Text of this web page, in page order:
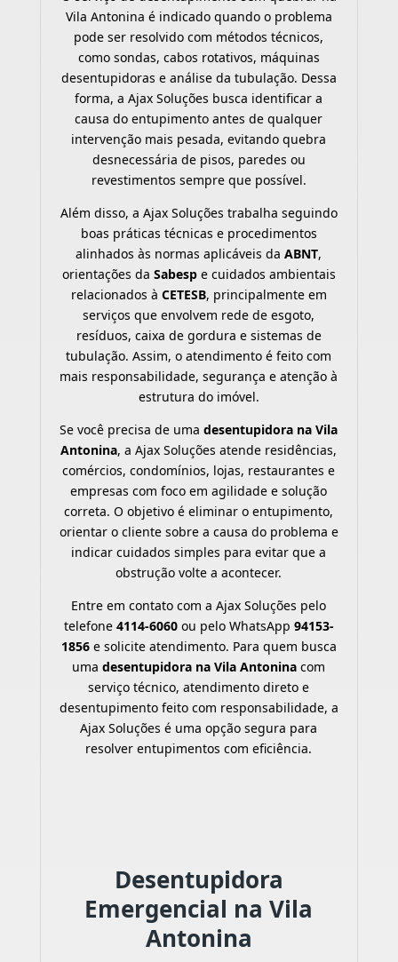
Vila Antonina é indicado quando o problema
pode ser resolvido com métodos técnicos,
como sondas, cabos rotativos, máquinas
desentupidoras e análise da tubulação. Dessa
forma, a Ajax Soluções busca identificar a
causa do entupimento antes de qualquer
intervenção mais pesada, evitando quebra
desnecessária de pisos, paredes ou
revestimentos sempre que possível.
Além disso, a Ajax Soluções trabalha seguindo
boas práticas técnicas e procedimentos
alinhados às normas aplicáveis daABNT,
orientações da Sabespe cuidados ambientais
relacionados à CETESB, principalmente em
serviços que envolvem rede de esgoto,
resíduos, caixa de gordura e sistemas de
tubulação. Assim, o atendimento é feito com
mais responsabilidade, segurança e atenção à
estrutura do imóvel.
Se você precisa de umadesentupidora na Vila
Antonina, a Ajax Soluções atende residências,
comércios, condomínios, lojas, restaurantes e
empresas com foco em agilidade e solução
correta. O objetivo é eliminar o entupimento,
orientar o cliente sobre a causa do problema e
indicar cuidados simples para evitar que a
obstrução volte a acontecer.
Entre em contato com a Ajax Soluções pelo
telefone 4114-6060ou pelo WhatsApp 94153-
1856e solicite atendimento. Para quem busca
umadesentupidora na Vila Antonina com
serviço técnico, atendimento direto e
desentupimento feito com responsabilidade, a
Ajax Soluções é uma opção segura para
resolver entupimentos com eficiência.
Desentupidora
Emergencial na Vila
Antonina